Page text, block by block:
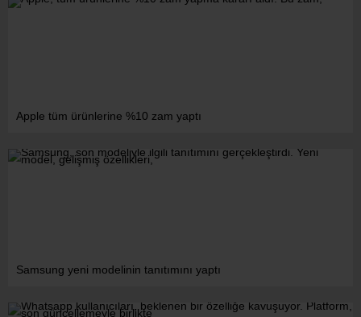
Apple tüm ürünlerine %10 zam yaptı
Samsung yeni modelinin tanıtımını yaptı